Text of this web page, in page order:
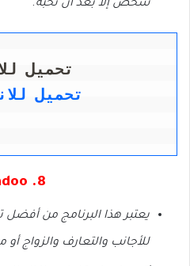
شخص إلا بعد أن تحبه.
تحميل
تحميل
8. Badoo
يعتبر هذا البرنامج من أفضل
للأجانب والتعارف والزواج